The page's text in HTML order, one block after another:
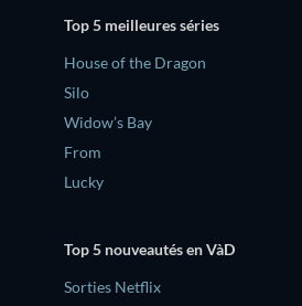
Top 5 meilleures séries
House of the Dragon
Silo
Widow’s Bay
From
Lucky
Top 5 nouveautés en VàD
Sorties Netflix